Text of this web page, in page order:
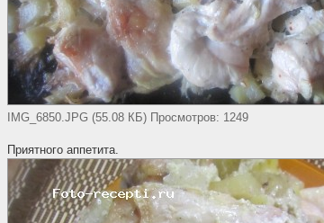
IMG_6850.JPG (55.08 КБ) Просмотров: 1249
Приятного аппетита.